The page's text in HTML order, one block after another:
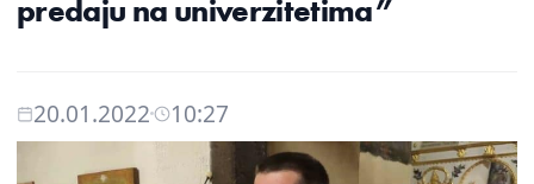
predaju na univerzitetima”
20.01.2022 10:27